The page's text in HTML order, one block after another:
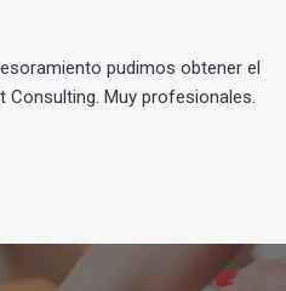
pudimos obtener el
Consulting. Muy profesionales.